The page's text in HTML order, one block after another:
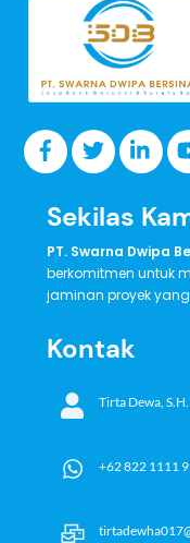
Sekilas
PT. Swarna Dwipa
berkomitmen untuk
jaminan proyek
Kontak
Tirta Dewa, S.H.
+62 822 1111